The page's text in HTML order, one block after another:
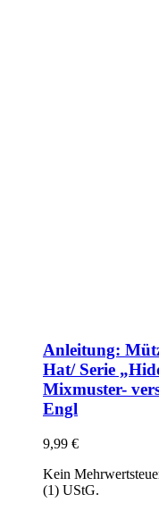
Anleitung:
Hat/ Serie
Mixmuster-
Engl
9,99 €
Kein
(1) UStG.